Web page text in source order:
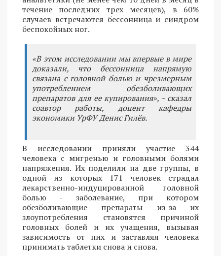
течение последних трех месяцев), в 60%
случаев встречаются бессонница и синдром
беспокойных ног.
«В этом исследовании мы впервые в мире
доказали, что бессонница напрямую
связана с головной болью и чрезмерным
употреблением обезболивающих
препаратов для ее купирования», - сказал
соавтор работы, доцент кафедры
экономики УрФУ Денис Гилёв.
В исследовании приняли участие 344
человека с мигренью и головными болями
напряжения. Их поделили на две группы, в
одной из которых 171 человек страдал
лекарственно-индуцированной головной
болью - заболевание, при котором
обезболивающие препараты из-за их
злоупотребления становятся причиной
головных болей и их учащения, вызывая
зависимость от них и заставляя человека
принимать таблетки снова и снова.